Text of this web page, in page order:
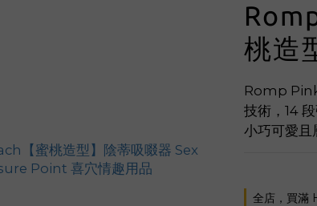
桃造
Romp
技術，14
小巧可愛且
全店，買滿